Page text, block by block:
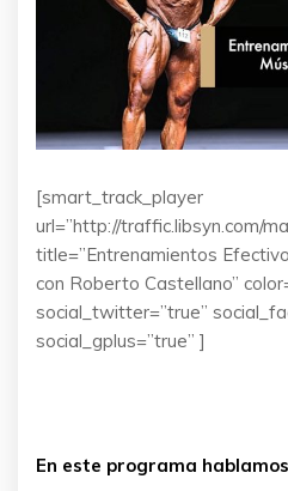
[smart_track_player
url=”http://traffic.libsyn.com/
title=”Entrenamientos
con Roberto Castellano”
social_twitter=”true”
social_gplus=”true” ]
En este programa